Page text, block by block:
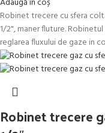
Robinet trecere cu sfera
1/2", maner fluture.
reglarea fluxului de gaze in
Robinet trecere